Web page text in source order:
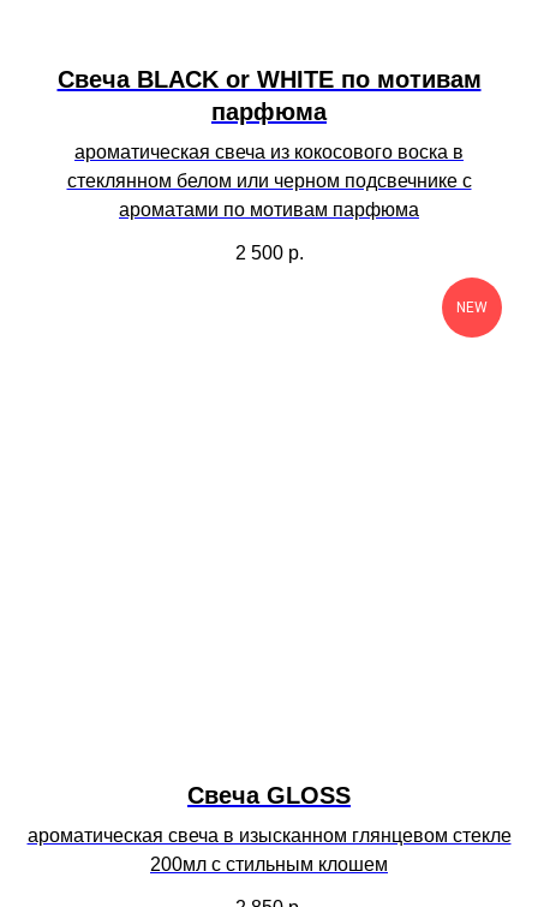
Свеча BLACK or WHITE по мотивам
парфюма
ароматическая свеча из кокосового воска в
стеклянном белом или черном подсвечнике с
ароматами по мотивам парфюма
2 500 р.
NEW
Свеча GLOSS
ароматическая свеча в изысканном глянцевом стекле
200мл с стильным клошем